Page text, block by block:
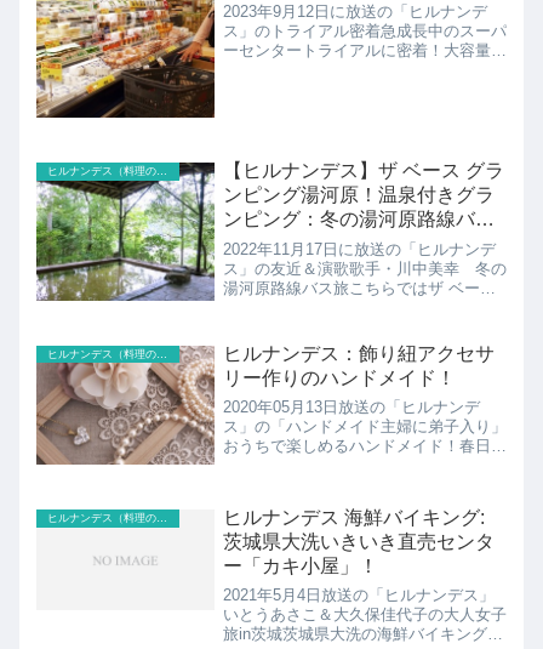
2023年9月12日に放送の「ヒルナンデ
ス」のトライアル密着急成長中のスーパ
ーセンタートライアルに密着！大容量の
ヒルナンデス（料理のレシピ以外）
【ヒルナンデス】ザ ベース グラ
ンピング湯河原！温泉付きグラ
ンピング：冬の湯河原路線バス
旅
2022年11月17日に放送の「ヒルナンデ
ス」の友近＆演歌歌手・川中美幸 冬の
湯河原路線バス旅こちらではザ ベース
ヒルナンデス：飾り紐アクセサ
リー作りのハンドメイド！
2020年05月13日放送の「ヒルナンデ
ス」の「ハンドメイド主婦に弟子入り」
おうちで楽しめるハンドメイド！春日さ
ヒルナンデス 海鮮バイキング:
茨城県大洗いきいき直売センタ
ー「カキ小屋」！
2021年5月4日放送の「ヒルナンデス」
いとうあさこ＆大久保佳代子の大人女子
旅in茨城茨城県大洗の海鮮バイキング